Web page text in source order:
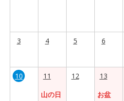
3 4 5 6
10
11
山の日
12
13
お盆